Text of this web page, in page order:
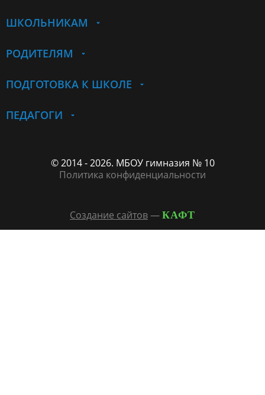
ШКОЛЬНИКАМ
РОДИТЕЛЯМ
ПОДГОТОВКА К ШКОЛЕ
ПЕДАГОГИ
© 2014 - 2026. МБОУ гимназия № 10
Политика конфиденциальности
Создание сайтов— КАФТ